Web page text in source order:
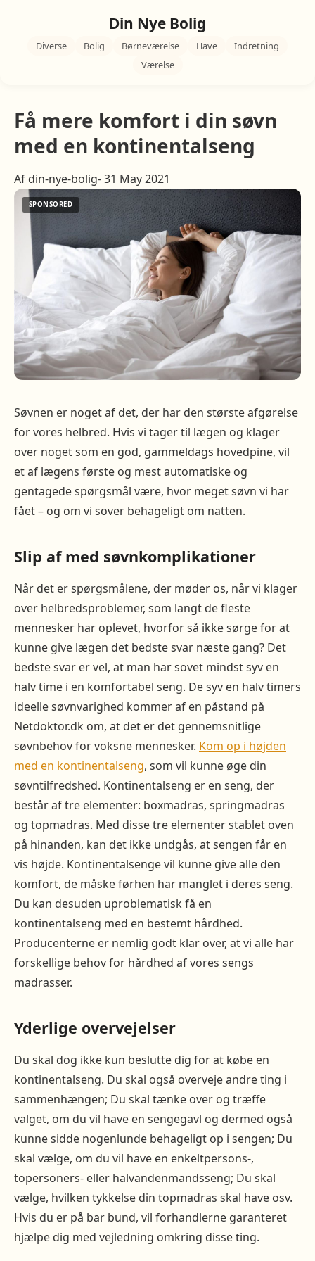
Din Nye Bolig
Diverse Bolig Børneværelse Have
Indretning
Værelse
Få mere komfort i din søvn
med en kontinentalseng
Af din-nye-bolig- 31 May 2021
Søvnen er noget af det, der har den største afgørelse
for vores helbred. Hvis vi tager til lægen og klager
over noget som en god, gammeldags hovedpine, vil
et af lægens første og mest automatiske og
gentagede spørgsmål være, hvor meget søvn vi har
fået – og om vi sover behageligt om natten.
Slip af med søvnkomplikationer
Når det er spørgsmålene, der møder os, når vi klager
over helbredsproblemer, som langt de fleste
mennesker har oplevet, hvorfor så ikke sørge for at
kunne give lægen det bedste svar næste gang? Det
bedste svar er vel, at man har sovet mindst syv en
halv time i en komfortabel seng. De syv en halv timers
ideelle søvnvarighed kommer af en påstand på
Netdoktor.dk om, at det er det gennemsnitlige
søvnbehov for voksne mennesker. Kom op i højden
med en kontinentalseng, som vil kunne øge din
søvntilfredshed. Kontinentalseng er en seng, der
består af tre elementer: boxmadras, springmadras
og topmadras. Med disse tre elementer stablet oven
på hinanden, kan det ikke undgås, at sengen får en
vis højde. Kontinentalsenge vil kunne give alle den
komfort, de måske førhen har manglet i deres seng.
Du kan desuden uproblematisk få en
kontinentalseng med en bestemt hårdhed.
Producenterne er nemlig godt klar over, at vi alle har
forskellige behov for hårdhed af vores sengs
madrasser.
Yderlige overvejelser
Du skal dog ikke kun beslutte dig for at købe en
kontinentalseng. Du skal også overveje andre ting i
sammenhængen; Du skal tænke over og træffe
valget, om du vil have en sengegavl og dermed også
kunne sidde nogenlunde behageligt op i sengen; Du
skal vælge, om du vil have en enkeltpersons-,
topersoners- eller halvandenmandsseng; Du skal
vælge, hvilken tykkelse din topmadras skal have osv.
Hvis du er på bar bund, vil forhandlerne garanteret
hjælpe dig med vejledning omkring disse ting.